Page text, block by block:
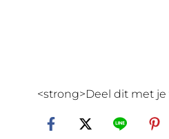
<strong>Deel dit met